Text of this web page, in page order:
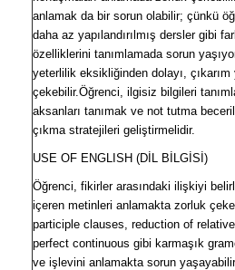
anlamak da bir sorun olabilir; çünkü
daha az yapılandırılmış dersler gibi
özelliklerini tanımlamada sorun
yeterlilik eksikliğinden dolayı,
çekebilir.Öğrenci, ilgisiz bilgileri
aksanları tanımak ve not tutma
çıkma stratejileri geliştirmelidir.
USE OF ENGLISH (DİL BİLGİSİ)
Öğrenci, fikirler arasındaki ilişkiyi
içeren metinleri anlamakta zorluk
participle clauses, reduction of
perfect continuous gibi karmaşık
ve işlevini anlamakta sorun